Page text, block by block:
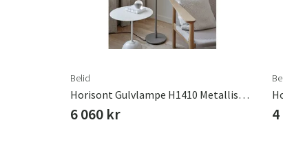
Belid
Horisont Gulvlampe H1410 Metallisk Champagne
6 060 kr